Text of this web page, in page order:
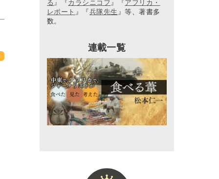
る 』『カラシニコフ 』『アフリカ・
レポート 』『兵隊先生 』等、著書多
数。
連載一覧